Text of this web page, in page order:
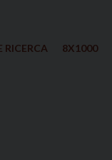
RICERCA 8X1000